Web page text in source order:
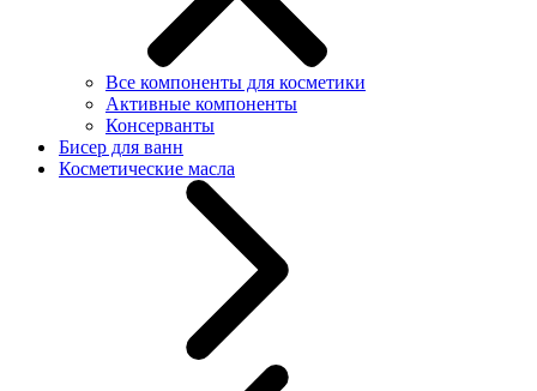
Все компоненты для косметики
Активные компоненты
Консерванты
Бисер для ванн
Косметические масла